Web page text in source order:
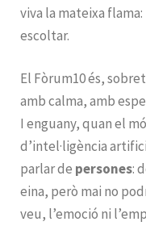
viva la mateixa
escoltar.
El Fòrum10 és,
amb calma, amb
I enguany, quan el
d’intel·ligència
parlar de persones:
eina, però mai no
veu, l’emoció ni